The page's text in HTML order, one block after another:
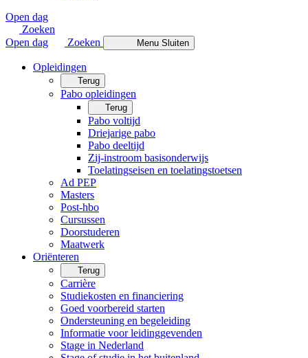
Open dag
Zoeken
Open dag
Zoeken Menu Sluiten
Opleidingen
Terug
Pabo opleidingen
Terug
Pabo voltijd
Driejarige pabo
Pabo deeltijd
Zij-instroom basisonderwijs
Toelatingseisen en toelatingstoetsen
Ad PEP
Masters
Post-hbo
Cursussen
Doorstuderen
Maatwerk
Oriënteren
Terug
Carrière
Studiekosten en financiering
Goed voorbereid starten
Ondersteuning en begeleiding
Informatie voor leidinggevenden
Stage in Nederland